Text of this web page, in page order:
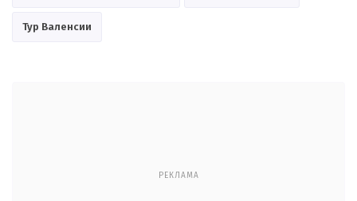
Тур Валенсии
РЕКЛАМА